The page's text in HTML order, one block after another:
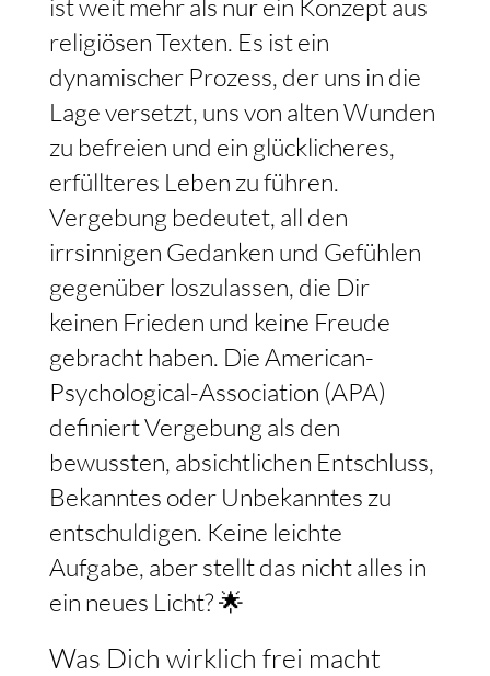
religiösen Texten. Es ist ein
dynamischer Prozess, der uns in die
Lage versetzt, uns von alten Wunden
zu befreien und ein glücklicheres,
erfüllteres Leben zu führen.
Vergebung bedeutet, all den
irrsinnigen Gedanken und Gefühlen
gegenüber loszulassen, die Dir
keinen Frieden und keine Freude
gebracht haben. Die American-
Psychological-Association (APA)
definiert Vergebung als den
bewussten, absichtlichen Entschluss,
Bekanntes oder Unbekanntes zu
entschuldigen. Keine leichte
Aufgabe, aber stellt das nicht alles in
ein neues Licht? 🌟
Was Dich wirklich frei macht